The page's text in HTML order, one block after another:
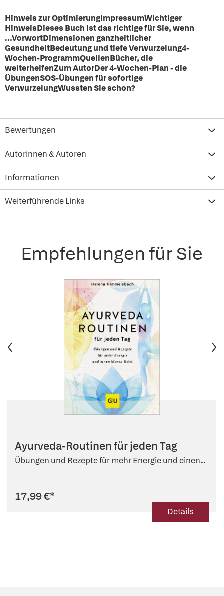
Hinweis zur OptimierungImpressumWichtiger
HinweisDieses Buch ist das richtige für Sie, wenn
...VorwortDimensionen ganzheitlicher
GesundheitBedeutung und tiefe Verwurzelung4-
Wochen-ProgrammQuellenBücher, die
weiterhelfenZum AutorDer 4-Wochen-Plan - die
ÜbungenSOS-Übungen für sofortige
VerwurzelungWussten Sie schon?
Bewertungen
Autorinnen & Autoren
Informationen
Weiterführende Links
Empfehlungen für Sie
Ayurveda-Routinen für jeden Tag
Übungen und Rezepte für mehr Energie und einen...
17,99 €*
Details